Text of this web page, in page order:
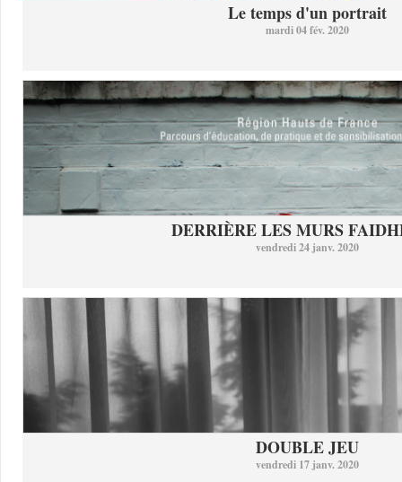
Le temps d'un portrait
mardi 04 fév. 2020
DERRIÈRE LES MURS
vendredi 24 janv. 2020
DOUBLE JEU
vendredi 17 janv. 2020